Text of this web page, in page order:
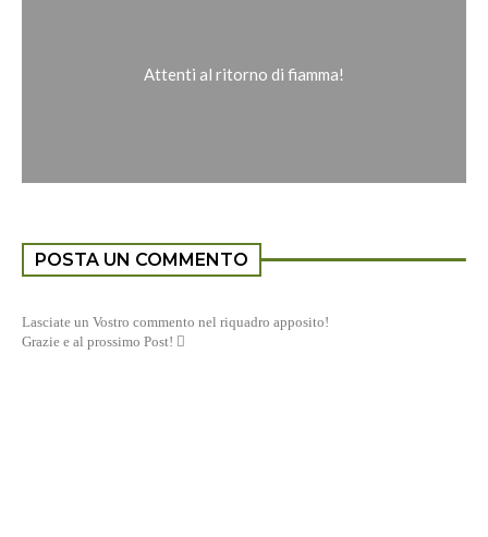
Attenti al ritorno di fiamma!
POSTA UN COMMENTO
Lasciate un Vostro commento nel riquadro apposito!
Grazie e al prossimo Post! 